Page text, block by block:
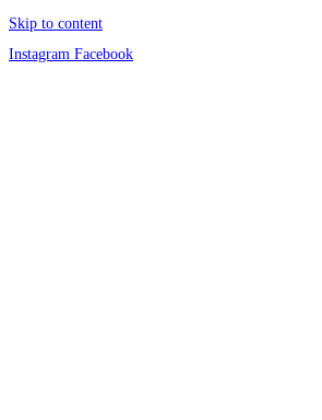
Skip to content
Instagram Facebook